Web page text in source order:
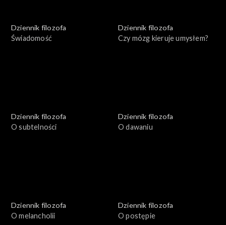
Dziennik filozofa
Świadomość
Dziennik filozofa
Czy mózg kieruje umysłem?
Dziennik filozofa
O subtelności
Dziennik filozofa
O dawaniu
Dziennik filozofa
O melancholii
Dziennik filozofa
O postępie